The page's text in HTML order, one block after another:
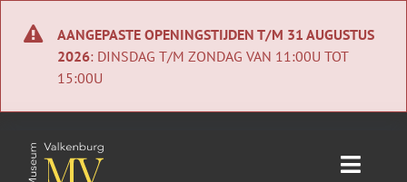
naar
AANGEPASTE OPENINGSTIJDEN T/M 31 AUGUSTUS
2026: DINSDAG T/M ZONDAG VAN 11:00U TOT
15:00U
Toggle